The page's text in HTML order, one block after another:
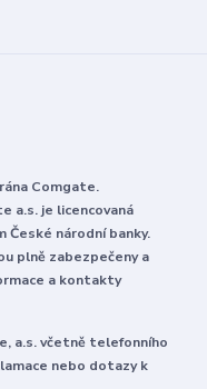
Comgate.
a.s. je licencovaná
národní banky.
plně zabezpečeny a
a kontakty
a.s. včetně telefonního
nebo dotazy k